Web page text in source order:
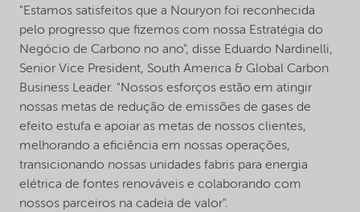
"Estamos satisfeitos que a Nouryon foi reconhecida
pelo progresso que fizemos com nossa Estratégia do
Negócio de Carbono no ano", disse Eduardo Nardinelli,
Senior Vice President, South America & Global Carbon
Business Leader. "Nossos esforços estão em atingir
nossas metas de redução de emissões de gases de
efeito estufa e apoiar as metas de nossos clientes,
melhorando a eficiência em nossas operações,
transicionando nossas unidades fabris para energia
elétrica de fontes renováveis e colaborando com
nossos parceiros na cadeia de valor".